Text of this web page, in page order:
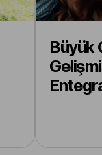
Büyük